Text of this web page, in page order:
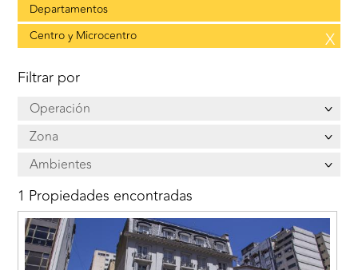
Departamentos
Centro y Microcentro
X
Filtrar por
Operación
Zona
Ambientes
1 Propiedades encontradas